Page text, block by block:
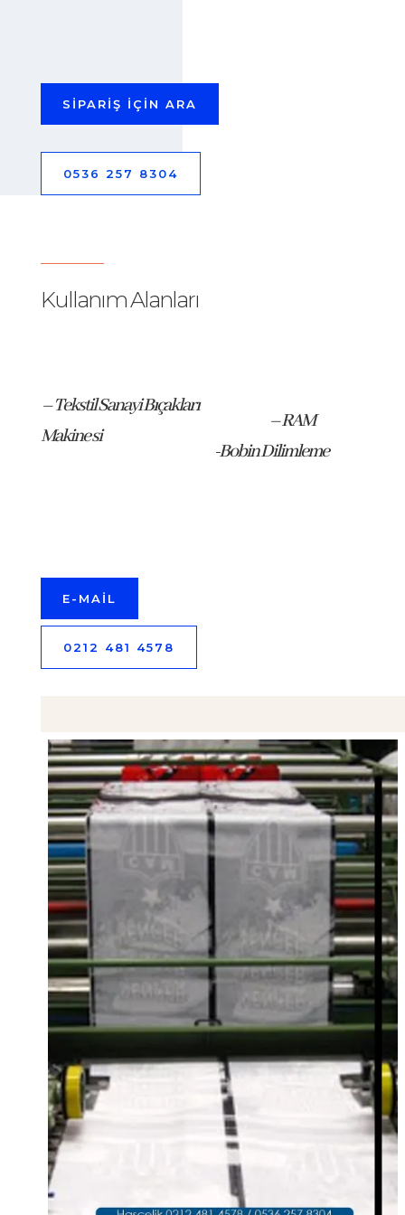
SİPARİŞ İÇİN ARA
0536 257 8304
Kullanım Alanları
– Tekstil Sanayi Bıçakları
– RAM
Makine si
-Bobin Dilimleme
E-MAİL
0212 481 4578